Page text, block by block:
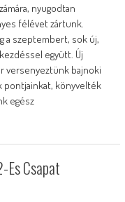
nyugodtan
félévet zártunk.
a szeptembert, sok új,
együtt. Új
versenyeztünk bajnoki
pontjainkat, könyvelték
egész
Es Csapat